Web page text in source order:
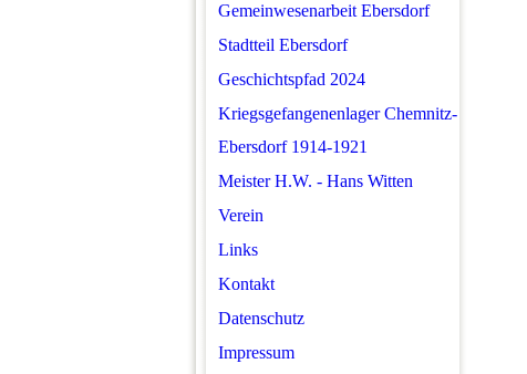
Gemeinwesenarbeit Ebersdorf
Stadtteil Ebersdorf
Geschichtspfad 2024
Kriegsgefangenenlager Chemnitz-
Ebersdorf 1914-1921
Meister H.W. - Hans Witten
Verein
Links
Kontakt
Datenschutz
Impressum